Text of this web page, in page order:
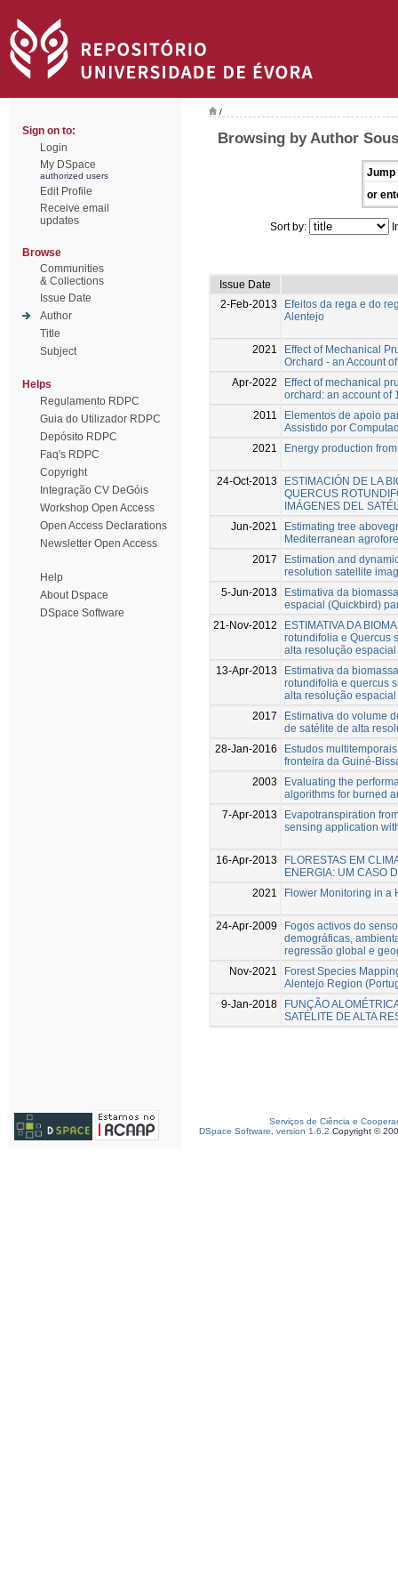
Sign on to:
Login
My DSpace
authorized users
Edit Profile
Receive email
updates
Browse
Communities
& Collections
Issue Date
Author
Title
Subject
Helps
Regulamento RDPC
Guia do Utilizador RDPC
Depósito RDPC
Faq's RDPC
Copyright
Integração CV DeGóis
Workshop Open Access
Open Access Declarations
Newsletter Open Access
Help
About Dspace
DSpace Software
/
Browsing by Author
Jump
or
Sort by:
Issue Date
2-Feb-2013
Efeitos da rega e do
Alentejo
2021
Effect of Mechanical
Orchard - an Account
Apr-2022
Effect of mechanical
orchard: an account of
2011
Elementos de apoio
Assistido por
2021
Energy production
24-Oct-2013
ESTIMACIÓN DE LA
QUERCUS
IMÁGENES DEL
Jun-2021
Estimating tree
Mediterranean
2017
Estimation and
resolution satellite
5-Jun-2013
Estimativa da
espacial (Quickbird)
21-Nov-2012
ESTIMATIVA DA
rotundifolia e Quercus
alta resolução espacial
13-Apr-2013
Estimativa da
rotundifolia e quercus
alta resolução espacial
2017
Estimativa do volume
de satélite de alta
28-Jan-2016
Estudos
fronteira da Guiné-
2003
Evaluating the
algorithms for burned
7-Apr-2013
Evapotranspiration
sensing application
16-Apr-2013
FLORESTAS EM
ENERGIA: UM CASO
2021
Flower Monitoring in a
24-Apr-2009
Fogos activos do
demográficas,
regressão global e
Nov-2021
Forest Species
Alentejo Region
9-Jan-2018
FUNÇÃO
SATÉLITE DE ALTA
Serviços de Ciência e
DSpace Software, version 1.6.2 Copyright ©